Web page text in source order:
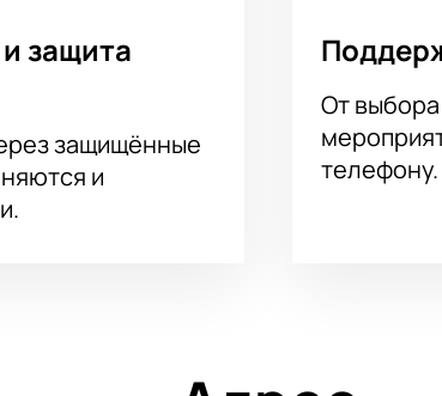
защита
защищённые
и
От
телефону.